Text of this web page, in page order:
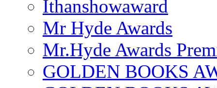
Ithanshowaward
Mr Hyde Awards
Mr.Hyde Awards
GOLDEN BOOKS